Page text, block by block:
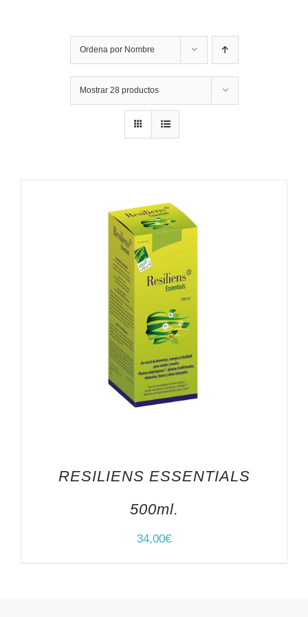
Ordena por Nombre
Mostrar 28 productos
RESILIENS ESSENTIALS
500ml.
34,00€